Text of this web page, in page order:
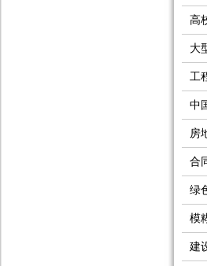
高
大
工
中
房
合
绿
模
建